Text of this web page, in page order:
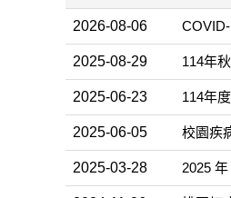
2026-08-06
2025-08-29 114年
2025-06-23 114年
2025-06-05 校園疾
2025-03-28 2025